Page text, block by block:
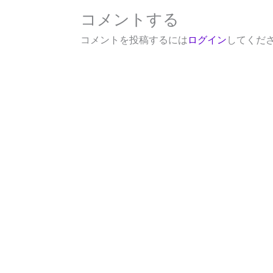
コメントする
コメントを投稿するには ログイン してくだ